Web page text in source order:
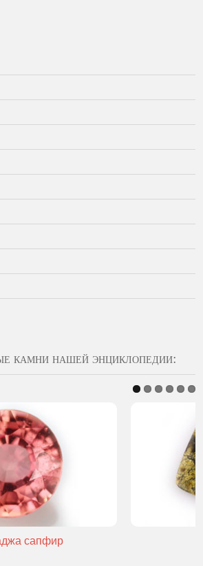
камни нашей энциклопедии:
сапфир